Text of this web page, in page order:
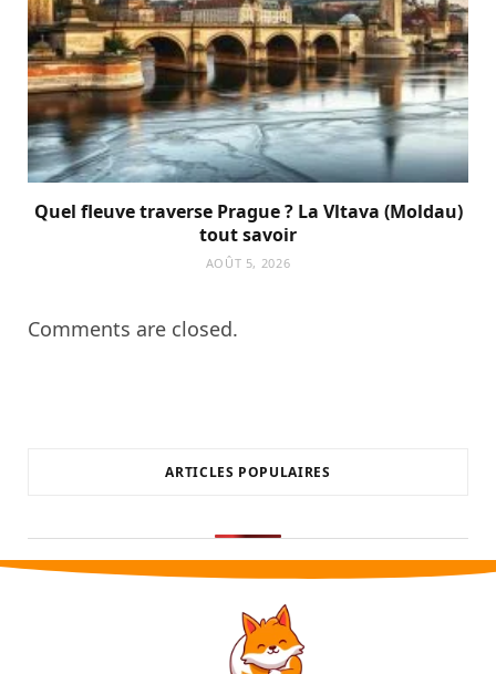
Quel fleuve traverse Prague ? La Vltava (Moldau)
tout savoir
AOÛT 5, 2026
Comments are closed.
ARTICLES POPULAIRES